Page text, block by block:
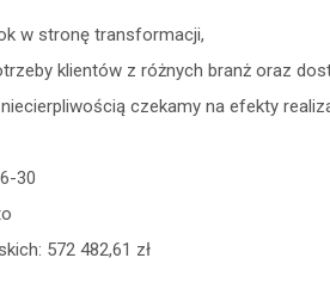
w stronę transformacji,
klientów z różnych branż oraz
czekamy na efekty
30
572 482,61 zł